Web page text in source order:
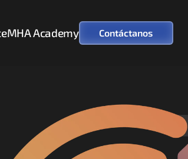
MHA Academy Contáctanos